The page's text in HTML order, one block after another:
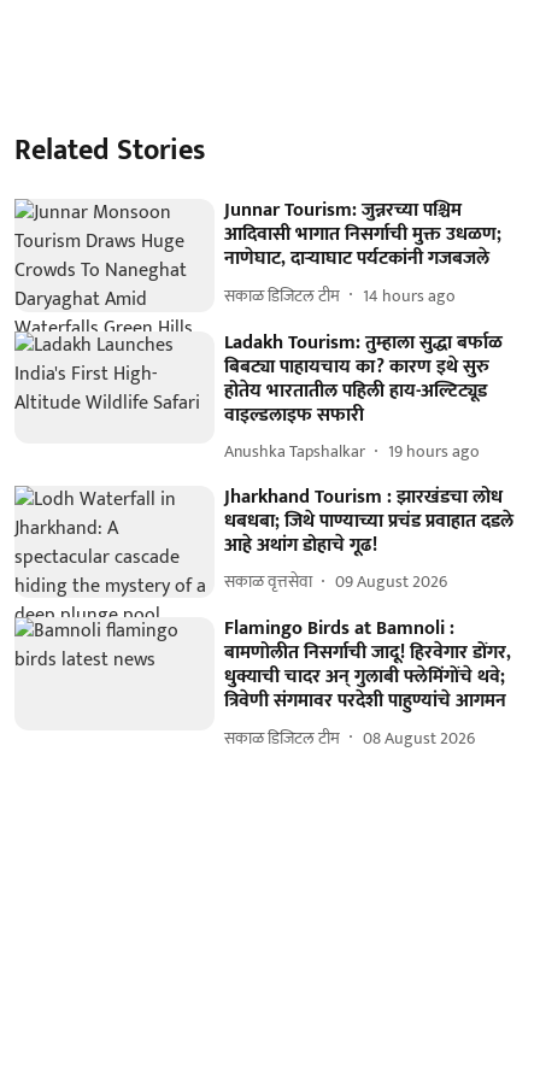
Related Stories
Junnar Tourism: जुन्नरच्या पश्चिम
आदिवासी भागात निसर्गाची मुक्त उधळण;
नाणेघाट, दाऱ्याघाट पर्यटकांनी गजबजले
सकाळ डिजिटल टीम 14 hours ago
Ladakh Tourism: तुम्हाला सुद्धा बर्फाळ
बिबट्या पाहायचाय का? कारण इथे सुरु
होतेय भारतातील पहिली हाय-अल्टिट्यूड
वाइल्डलाइफ सफारी
Anushka Tapshalkar 19 hours ago
Jharkhand Tourism : झारखंडचा लोध
धबधबा; जिथे पाण्याच्या प्रचंड प्रवाहात दडले
आहे अथांग डोहाचे गूढ!
सकाळ वृत्तसेवा 09 August 2026
Flamingo Birds at Bamnoli :
बामणोलीत निसर्गाची जादू! हिरवेगार डोंगर,
धुक्याची चादर अन् गुलाबी फ्लेमिंगोंचे थवे;
त्रिवेणी संगमावर परदेशी पाहुण्यांचे आगमन
सकाळ डिजिटल टीम 08 August 2026